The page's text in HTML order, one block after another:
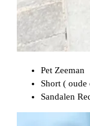
Pet Zeeman
Short (
Sandalen